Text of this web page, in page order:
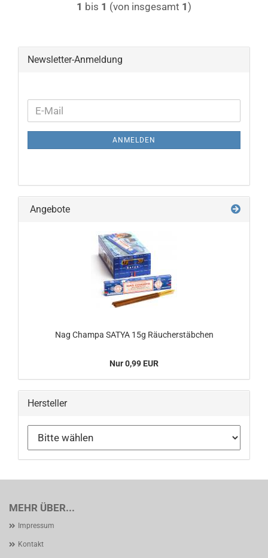
1 bis 1 (von insgesamt 1)
Newsletter-Anmeldung
WEITER
ZUR
NEWSLETTER-
ANMELDUNG
E-
ANMELDEN
Angebote
Nag Champa SATYA 15g Räucherstäbchen
Nur 0,99 EUR
Hersteller
MEHR ÜBER...
Impressum
Kontakt